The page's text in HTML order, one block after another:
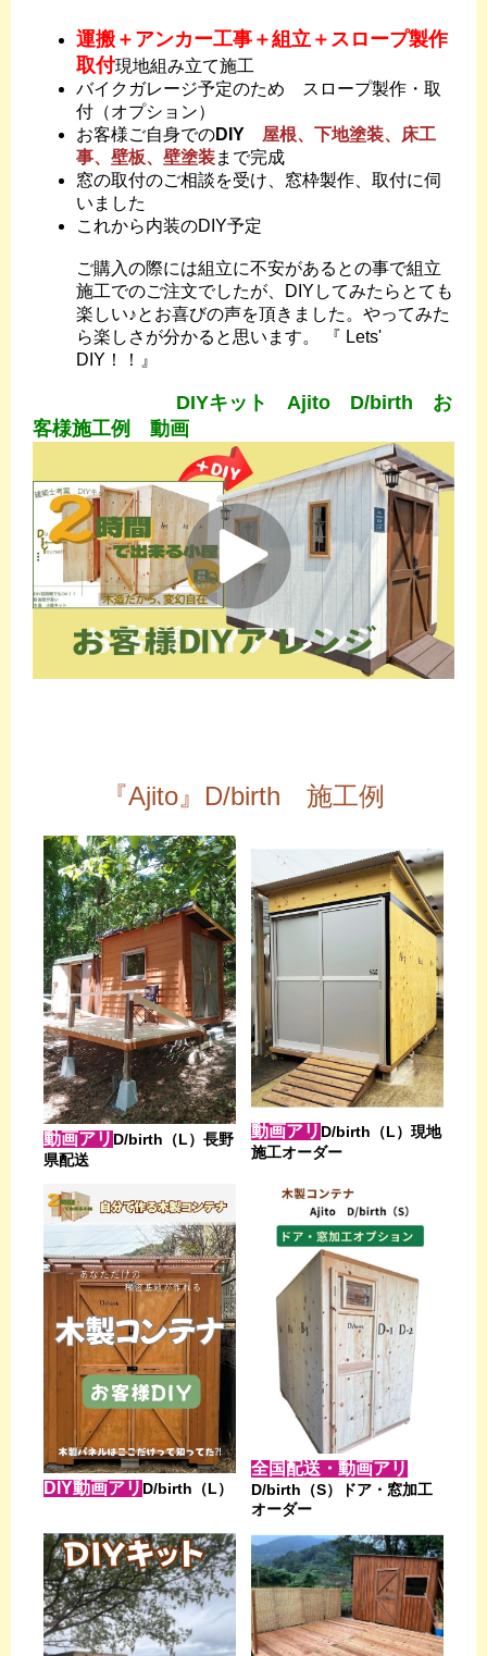
運搬＋アンカー工事＋組立＋スロープ製作
取付現地組み立て施工
バイクガレージ予定のため スロープ製作・取
付（オプション）
お客様ご自身でのDIY
屋根、下地塗装、床工
事、壁板、壁塗装まで完成
窓の取付のご相談を受け、窓枠製作、取付に伺
いました
これから内装のDIY予定
ご購入の際には組立に不安があるとの事で組立
施工でのご注文でしたが、DIYしてみたらとても
楽しい♪とお喜びの声を頂きました。やってみた
ら楽しさが分かると思います。 『 Lets'
DIY！！』
DIYキット Ajito D/birth お
客様施工例 動画
『Ajito』D/birth 施工例
動画アリ D/birth（L）長野
県配送
動画アリ D/birth（L）現地
施工オーダー
DIY動画アリ D/birth（L）
全国配送・動画アリ
D/birth（S）ドア・窓加工
オーダー